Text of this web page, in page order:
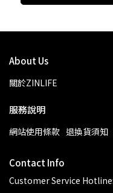
About Us
關於ZINLIFE
服務說明
網站使用條款 退換貨須知
Contact Info
Customer Service